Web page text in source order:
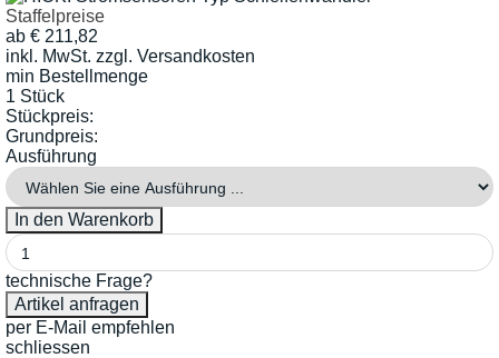
Staffelpreise
ab € 211,82
inkl. MwSt. zzgl. Versandkosten
min Bestellmenge
1 Stück
Stückpreis:
Grundpreis:
Ausführung
technische Frage?
per E-Mail empfehlen
schliessen